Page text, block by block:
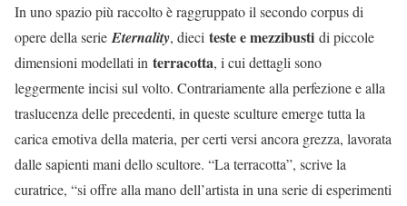
In uno spazio più raccolto è raggruppato il secondo corpus di
opere della serie Eternality, dieci teste e mezzibusti di piccole
dimensioni modellati in terracotta, i cui dettagli sono
leggermente incisi sul volto. Contrariamente alla perfezione e alla
traslucenza delle precedenti, in queste sculture emerge tutta la
carica emotiva della materia, per certi versi ancora grezza, lavorata
dalle sapienti mani dello scultore. “La terracotta”, scrive la
curatrice, “si offre alla mano dell’artista in una serie di esperimenti